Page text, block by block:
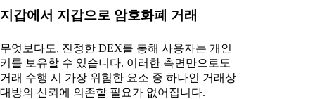
지갑에서 지갑으로 암호화폐 거래
무엇보다도, 진정한 DEX를 통해 사용자는 개인
키를 보유할 수 있습니다. 이러한 측면만으로도
거래 수행 시 가장 위험한 요소 중 하나인 거래상
대방의 신뢰에 의존할 필요가 없어집니다.